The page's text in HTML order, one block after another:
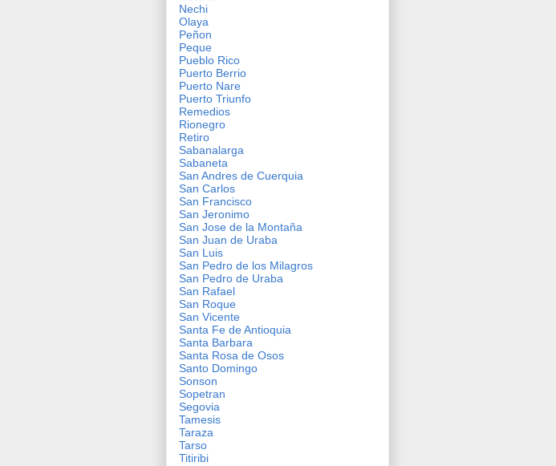
Nechi
Olaya
Peñon
Peque
Pueblo Rico
Puerto Berrio
Puerto Nare
Puerto Triunfo
Remedios
Rionegro
Retiro
Sabanalarga
Sabaneta
San Andres de Cuerquia
San Carlos
San Francisco
San Jeronimo
San Jose de la Montaña
San Juan de Uraba
San Luis
San Pedro de los Milagros
San Pedro de Uraba
San Rafael
San Roque
San Vicente
Santa Fe de Antioquia
Santa Barbara
Santa Rosa de Osos
Santo Domingo
Sonson
Sopetran
Segovia
Tamesis
Taraza
Tarso
Titiribi